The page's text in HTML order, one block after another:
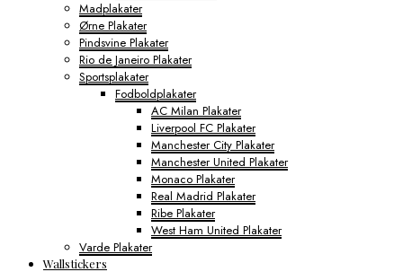
Madplakater
Ørne Plakater
Pindsvine Plakater
Rio de Janeiro Plakater
Sportsplakater
Fodboldplakater
AC Milan Plakater
Liverpool FC Plakater
Manchester City Plakater
Manchester United Plakater
Monaco Plakater
Real Madrid Plakater
Ribe Plakater
West Ham United Plakater
Varde Plakater
Wallstickers